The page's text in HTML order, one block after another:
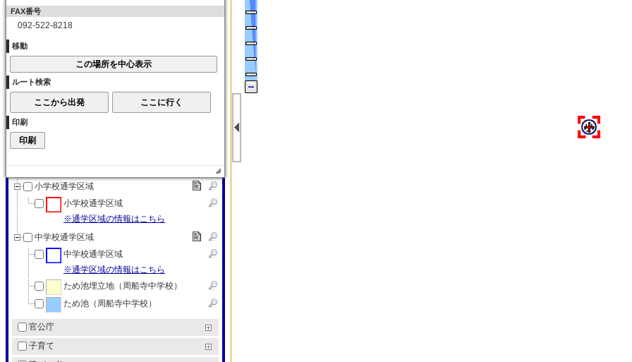
高等学校
大学
各種学校
各種学校
特別支援学校
教育（その他）
教育（その他）
小学校通学区域
小学校通学区域
※通学区域の情報はこちら
中学校通学区域
中学校通学区域
※通学区域の情報はこちら
ため池埋立地（周船寺中学校）
ため池（周船寺中学校）
官公庁
子育て
FAX番号
092-522-8218
移動
ルート検索
印刷